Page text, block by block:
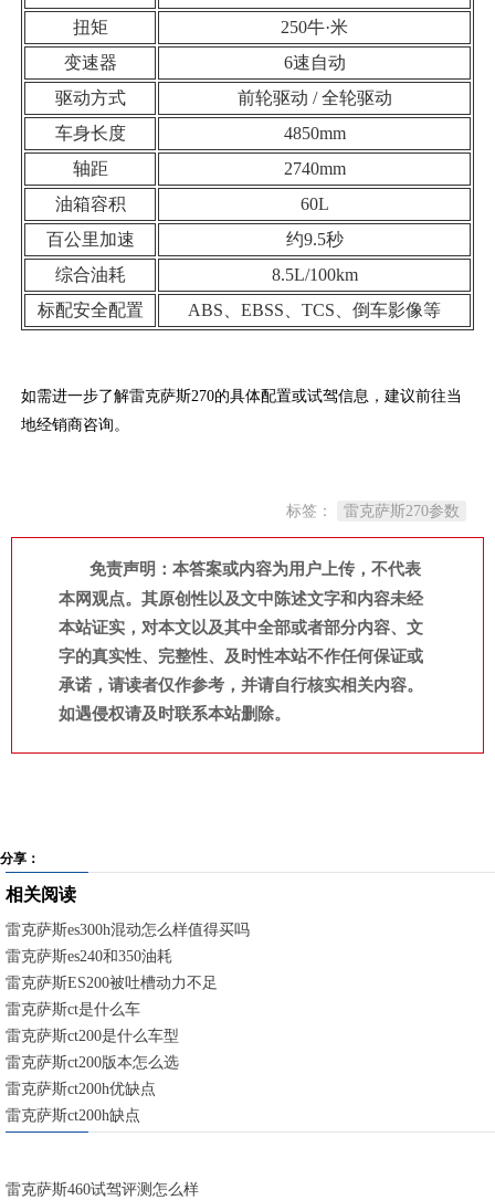
扭矩
250牛·米
变速器
6速自动
驱动方式
前轮驱动 / 全轮驱动
车身长度
4850mm
轴距
2740mm
油箱容积
60L
百公里加速
约9.5秒
综合油耗
8.5L/100km
标配安全配置
ABS、EBSS、TCS、倒车影像等
如需进一步了解雷克萨斯270的具体配置或试驾信息，建议前往当
地经销商咨询。
标签： 雷克萨斯270参数
免责声明：本答案或内容为用户上传，不代表
本网观点。其原创性以及文中陈述文字和内容未经
本站证实，对本文以及其中全部或者部分内容、文
字的真实性、完整性、及时性本站不作任何保证或
承诺，请读者仅作参考，并请自行核实相关内容。
如遇侵权请及时联系本站删除。
分享：
相关阅读
雷克萨斯es300h混动怎么样值得买吗
雷克萨斯es240和350油耗
雷克萨斯ES200被吐槽动力不足
雷克萨斯ct是什么车
雷克萨斯ct200是什么车型
雷克萨斯ct200版本怎么选
雷克萨斯ct200h优缺点
雷克萨斯ct200h缺点
雷克萨斯460试驾评测怎么样